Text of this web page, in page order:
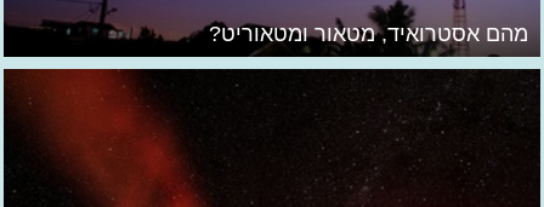
מהם אסטרואיד, מטאור ומטאוריט?